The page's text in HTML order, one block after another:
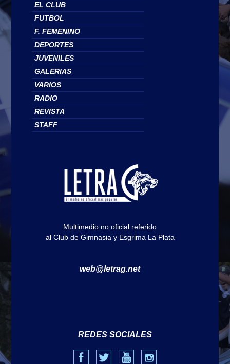
EL CLUB
FUTBOL
F. FEMENINO
DEPORTES
JUVENILES
GALERIAS
VARIOS
RADIO
REVISTA
STAFF
Multimedio no oficial referido
al Club de Gimnasia y Esgrima La Plata
web@letrag.net
REDES SOCIALES